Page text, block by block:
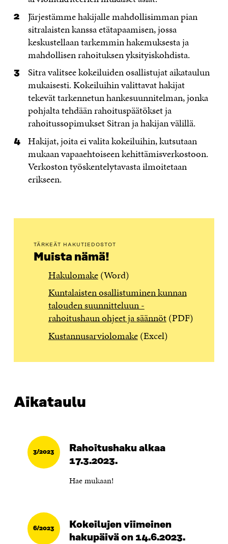
Järjestämme hakijalle mahdollisimman pian
sitralaisten kanssa etätapaamisen, jossa
keskustellaan tarkemmin hakemuksesta ja
mahdollisen rahoituksen yksityiskohdista.
Sitra valitsee kokeiluiden osallistujat aikataulun
mukaisesti. Kokeiluihin valittavat hakijat
tekevät tarkennetun hankesuunnitelman, jonka
pohjalta tehdään rahoituspäätökset ja
rahoitussopimukset Sitran ja hakijan välillä.
Hakijat, joita ei valita kokeiluihin, kutsutaan
mukaan vapaaehtoiseen kehittämisverkostoon.
Verkoston työskentelytavasta ilmoitetaan
erikseen.
TÄRKEÄT HAKUTIEDOSTOT
Muista nämä!
Hakulomake(Word)
Kuntalaisten osallistuminen kunnan
talouden suunnitteluun -
rahoitushaun ohjeet ja säännöt(PDF)
Kustannusarviolomake(Excel)
Aikataulu
3/2023
Rahoitushaku alkaa
17.3.2023.
Hae mukaan!
6/2023
Kokeilujen viimeinen
hakupäivä on 14.6.2023.